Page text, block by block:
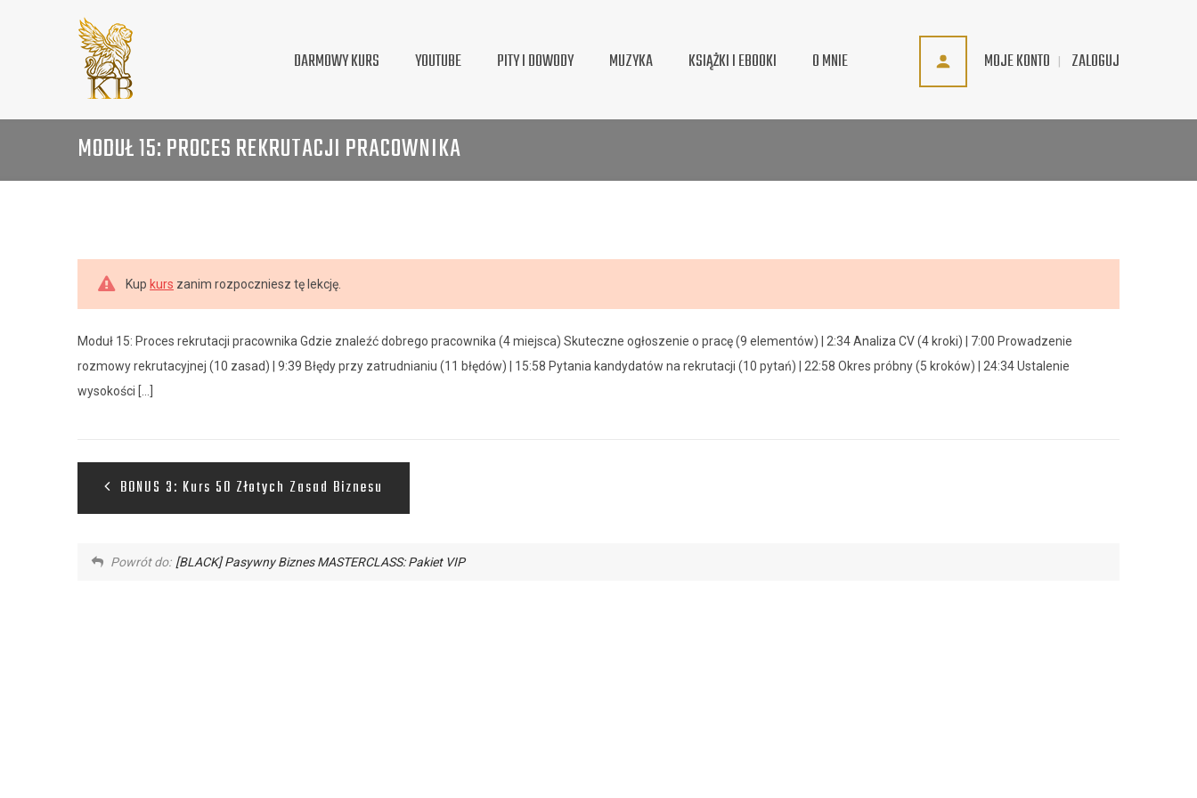
MOJE KONTO ZALOGUJ
DARMOWY KURS YOUTUBE PITY I DOWODY MUZYKA KSIĄŻKI I EBOOKI O MNIE
MODUŁ 15: PROCES REKRUTACJI PRACOWNIKA
Kup kurs zanim rozpoczniesz tę lekcję.
Moduł 15: Proces rekrutacji pracownika Gdzie znaleźć dobrego pracownika (4 miejsca) Skuteczne ogłoszenie o pracę (9 elementów) | 2:34 Analiza CV (4 kroki) | 7:00 Prowadzenie
rozmowy rekrutacyjnej (10 zasad) | 9:39 Błędy przy zatrudnianiu (11 błędów) | 15:58 Pytania kandydatów na rekrutacji (10 pytań) | 22:58 Okres próbny (5 kroków) | 24:34 Ustalenie
wysokości [...]
BONUS 3: Kurs 50 Złotych Zasad Biznesu
Powrót do: [BLACK] Pasywny Biznes MASTERCLASS: Pakiet VIP